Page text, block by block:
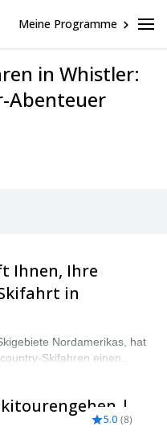
Meine Programme
in Whistler:
Abenteuer
Ihnen, Ihre
in
Nordamerikas, hat
Skifahren einen
die in der kanadischen
an Schnee, die sie jedes
Führer und
|
5.0 (8)